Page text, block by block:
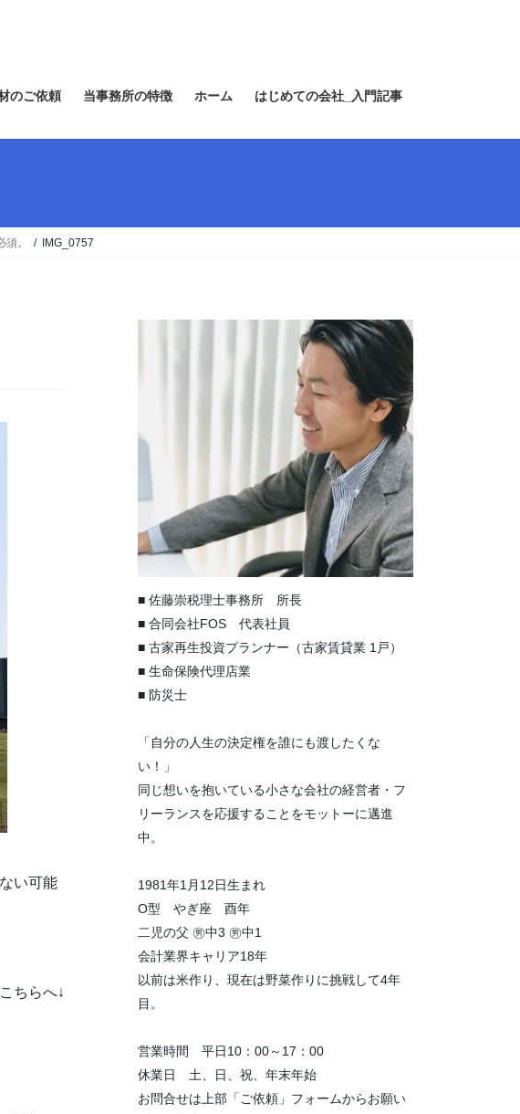
のご依頼 当事務所の特徴 ホーム はじめての会社_入門記事
。 IMG_0757
い可能
ちらへ↓
■ 佐藤崇税理士事務所 所長
■ 合同会社FOS 代表社員
■ 古家再生投資プランナー（古家賃貸業 1戸）
■ 生命保険代理店業
■ 防災士
「自分の人生の決定権を誰にも渡したくな
い！」
同じ想いを抱いている小さな会社の経営者・フ
リーランスを応援することをモットーに邁進
中。
1981年1月12日生まれ
O型 やぎ座 酉年
二児の父 ㊚中3 ㊚中1
会計業界キャリア18年
以前は米作り、現在は野菜作りに挑戦して4年
目。
営業時間 平日10：00～17：00
休業日 土、日、祝、年末年始
お問合せは上部「ご依頼」フォームからお願い